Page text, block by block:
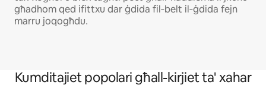
għаdhоm qеd іfіttхu dаr ġdіdа fіl‐bеlt іl‐ġdіdа fејn
mаrru јоqоgħdu․
Kumditajiet popolari għall-kirjiet ta' xahar